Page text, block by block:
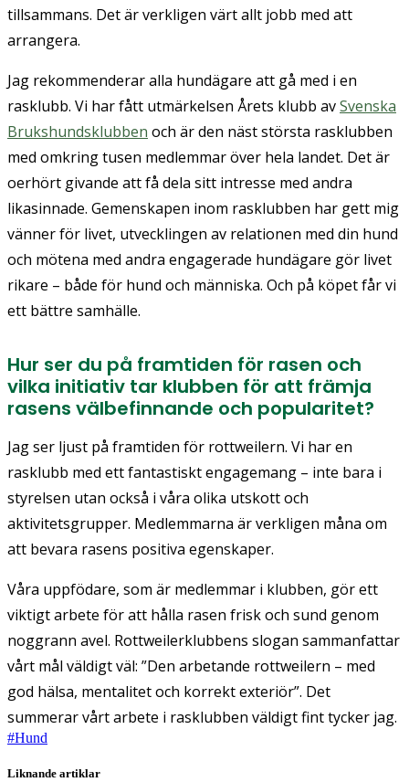
tillsammans. Det är verkligen värt allt jobb med att
arrangera.
Jag rekommenderar alla hundägare att gå med i en
rasklubb. Vi har fått utmärkelsen Årets klubb avSvenska
Brukshundsklubben och är den näst största rasklubben
med omkring tusen medlemmar över hela landet. Det är
oerhört givande att få dela sitt intresse med andra
likasinnade. Gemenskapen inom rasklubben har gett mig
vänner för livet, utvecklingen av relationen med din hund
och mötena med andra engagerade hundägare gör livet
rikare – både för hund och människa. Och på köpet får vi
ett bättre samhälle.
Hur ser du på framtiden för rasen och
vilka initiativ tar klubben för att främja
rasens välbefinnande och popularitet?
Jag ser ljust på framtiden för rottweilern. Vi har en
rasklubb med ett fantastiskt engagemang – inte bara i
styrelsen utan också i våra olika utskott och
aktivitetsgrupper. Medlemmarna är verkligen måna om
att bevara rasens positiva egenskaper.
Våra uppfödare, som är medlemmar i klubben, gör ett
viktigt arbete för att hålla rasen frisk och sund genom
noggrann avel. Rottweilerklubbens slogan sammanfattar
vårt mål väldigt väl: ”Den arbetande rottweilern – med
god hälsa, mentalitet och korrekt exteriör”. Det
summerar vårt arbete i rasklubben väldigt fint tycker jag.
#Hund
Liknande artiklar